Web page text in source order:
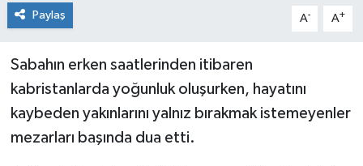
Paylaş A- A+
Sabahın erken saatlerinden itibaren
kabristanlarda yoğunluk oluşurken, hayatını
kaybeden yakınlarını yalnız bırakmak istemeyenler
mezarları başında dua etti.